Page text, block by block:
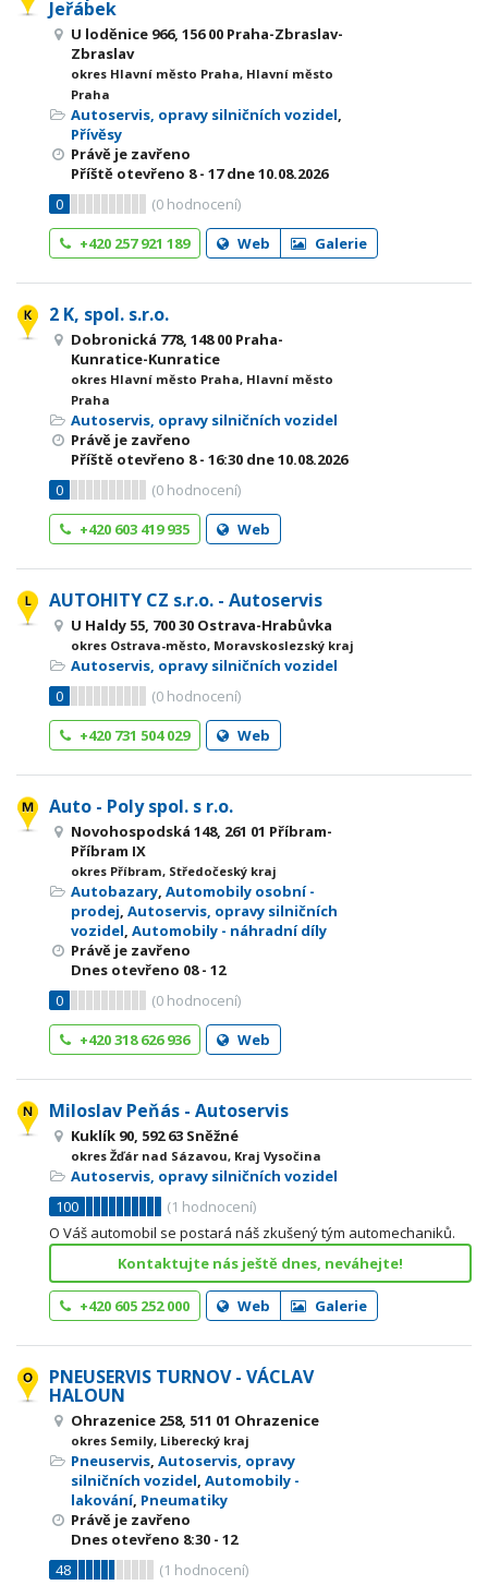
Jeřábek
U loděnice 966, 156 00 Praha-Zbraslav-
Zbraslav
okres Hlavní město Praha, Hlavní město
Praha
Autoservis, opravy silničních vozidel,
Přívěsy
Právě je zavřeno
Příště otevřeno 8 - 17dne 10.08.2026
0
(0 hodnocení)
+420 257 921 189
Web Galerie
2 K, spol. s.r.o.
Dobronická 778, 148 00 Praha-
Kunratice-Kunratice
okres Hlavní město Praha, Hlavní město
Praha
Autoservis, opravy silničních vozidel
Právě je zavřeno
Příště otevřeno 8 - 16:30 dne 10.08.2026
0
(0 hodnocení)
+420 603 419 935
Web
AUTOHITY CZ s.r.o. - Autoservis
U Haldy 55, 700 30 Ostrava-Hrabůvka
okres Ostrava-město, Moravskoslezský kraj
Autoservis, opravy silničních vozidel
0
(0 hodnocení)
+420 731 504 029
Web
Auto - Poly spol. s r.o.
Novohospodská 148, 261 01 Příbram-
Příbram IX
okres Příbram, Středočeský kraj
Autobazary, Automobily osobní -
prodej, Autoservis, opravy silničních
vozidel, Automobily - náhradní díly
Právě je zavřeno
Dnes otevřeno 08 - 12
0
(0 hodnocení)
+420 318 626 936
Web
Miloslav Peňás - Autoservis
Kuklík 90, 592 63 Sněžné
okres Žďár nad Sázavou, Kraj Vysočina
Autoservis, opravy silničních vozidel
100
(1 hodnocení)
O Váš automobil se postará náš zkušený tým automechaniků.
Kontaktujte nás ještě dnes, neváhejte!
+420 605 252 000 Web Galerie
PNEUSERVIS TURNOV - VÁCLAV
HALOUN
Ohrazenice 258, 511 01 Ohrazenice
okres Semily, Liberecký kraj
Pneuservis, Autoservis, opravy
silničních vozidel, Automobily -
lakování, Pneumatiky
Právě je zavřeno
Dnes otevřeno 8:30 - 12
48
(1 hodnocení)